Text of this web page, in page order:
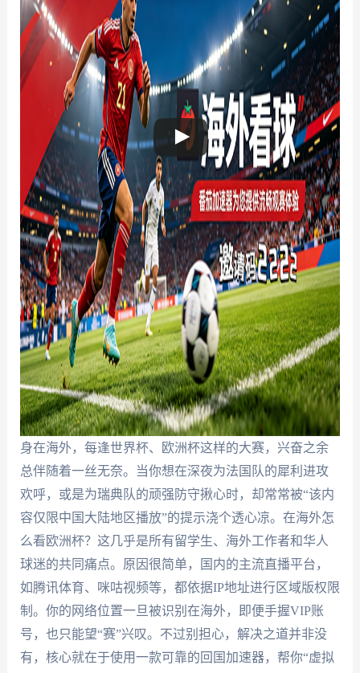
身在海外，每逢世界杯、欧洲杯这样的大赛，兴奋之余
总伴随着一丝无奈。当你想在深夜为法国队的犀利进攻
欢呼，或是为瑞典队的顽强防守揪心时，却常常被“该内
容仅限中国大陆地区播放”的提示浇个透心凉。在海外怎
么看欧洲杯？这几乎是所有留学生、海外工作者和华人
球迷的共同痛点。原因很简单，国内的主流直播平台，
如腾讯体育、咪咕视频等，都依据IP地址进行区域版权限
制。你的网络位置一旦被识别在海外，即便手握VIP账
号，也只能望“赛”兴叹。不过别担心，解决之道并非没
有，核心就在于使用一款可靠的回国加速器，帮你“虚拟